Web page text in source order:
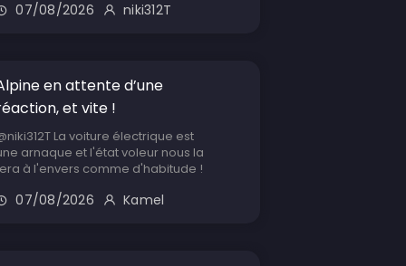
07/08/2026 niki312T
en attente d’une
et vite !
La voiture électrique est
arnaque et l'état voleur nous la
à l'envers comme d'habitude !
07/08/2026 Kamel